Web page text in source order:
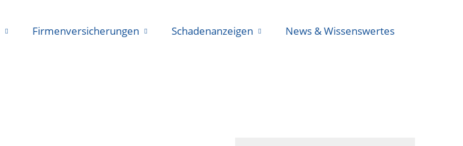
Firmenversicherungen Schadenanzeigen News & Wissenswertes